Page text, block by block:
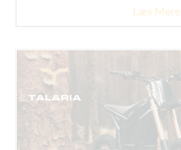
Læs Mere